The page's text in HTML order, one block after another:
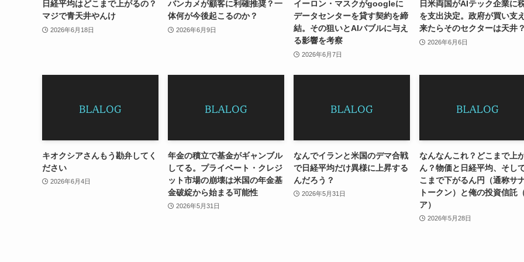
日経平均はどこまで上がるの？
マジで青天井やんけ
2026年6月18日
バンカメが顧客に利確推奨？一
体何が今後起こるのか？
2026年6月9日
イーロン・マスクがgoogleに
データセンターを貸す契約を締
結。その狙いとAIバブルに与え
る影響を考察
2026年6月7日
日米両国がAIテック企業に
を支出決定。政府が買い支
来たらそのセクターは天井？
2026年6月6日
キオクシアさんもう勘弁してく
ださい
2026年6月4日
年金の積立で基金がギャンブル
してる。プライベート・クレジ
ット市場の崩壊は米国の年金基
金破綻から始まる可能性
2026年5月31日
なんでイランと米国のデマ合戦
で日経平均だけ異様に上昇する
んだろう？
2026年5月31日
なんなんこれ？どこまで上
ん？物価と日経平均、そし
こまで下がるん円（通称サ
トークン）と俺の投資信託
ア）
2026年5月28日